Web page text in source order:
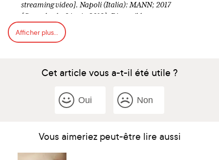
streaming video]. Napoli (Italia): MANN; 2017
[Consultado 6 junio 2019]. Disponible en:
https://www.museoarcheologiconapoli.it/it/2017/12/ma
nn-stories-strumenti-chirurgici/
(Tomo LIX): 475-480. Disponible en:
extremadura
667-4, págs. 899-912. Disponible en:
Afficher plus...
Cet article vous a-t-il été utile ?
Oui Non
Vous aimeriez peut-être lire aussi